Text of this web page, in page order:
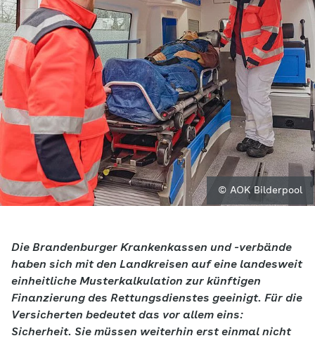
© AOK Bilderpool
Die Brandenburger Krankenkassen und -verbände
haben sich mit den Landkreisen auf eine landesweit
einheitliche Musterkalkulation zur künftigen
Finanzierung des Rettungsdienstes geeinigt. Für die
Versicherten bedeutet das vor allem eins:
Sicherheit. Sie müssen weiterhin erst einmal nicht